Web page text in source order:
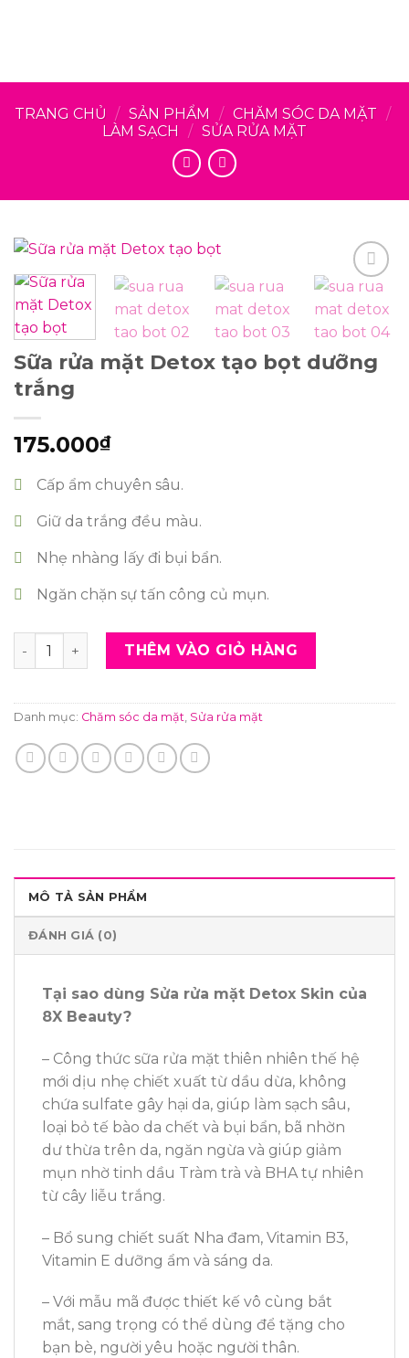
TRANG CHỦ / SẢN PHẨM / CHĂM SÓC DA MẶT /
LÀM SẠCH / SỬA RỬA MẶT
Sữa rửa mặt Detox tạo bọt dưỡng
trắng
175.000₫
Cấp ẩm chuyên sâu.
Giữ da trắng đều màu.
Nhẹ nhàng lấy đi bụi bẩn.
Ngăn chặn sự tấn công củ mụn.
Sữa rửa mặt Detox tạo bọt dưỡng trắng số lượng
THÊM VÀO GIỎ HÀNG
Danh mục: Chăm sóc da mặt, Sửa rửa mặt
MÔ TẢ SẢN PHẨM
ĐÁNH GIÁ (0)
Tại sao dùng Sửa rửa mặt Detox Skin của
8X Beauty?
– Công thức sữa rửa mặt thiên nhiên thế hệ
mới dịu nhẹ chiết xuất từ dầu dừa, không
chứa sulfate gây hại da, giúp làm sạch sâu,
loại bỏ tế bào da chết và bụi bẩn, bã nhờn
dư thừa trên da, ngăn ngừa và giúp giảm
mụn nhờ tinh dầu Tràm trà và BHA tự nhiên
từ cây liễu trắng.
– Bổ sung chiết suất Nha đam, Vitamin B3,
Vitamin E dưỡng ẩm và sáng da.
– Với mẫu mã được thiết kế vô cùng bắt
mắt, sang trọng có thể dùng để tặng cho
bạn bè, người yêu hoặc người thân.